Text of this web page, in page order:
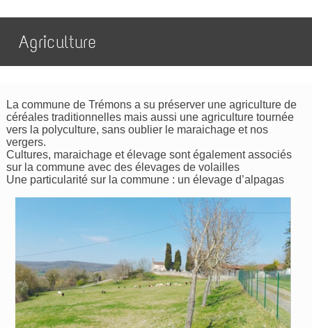
Agriculture
La commune de Trémons a su préserver une agriculture de
céréales traditionnelles mais aussi une agriculture tournée
vers la polyculture, sans oublier le maraichage et nos
vergers.
Cultures, maraichage et élevage sont également associés
sur la commune avec des élevages de volailles
Une particularité sur la commune : un élevage d’alpagas